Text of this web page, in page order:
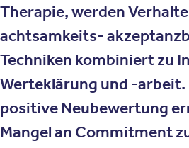
Therapie, werden
achtsamkeits-
Techniken kombiniert zu
Werteklärung und -arbeit.
positive Neubewertung
Mangel an Commitment